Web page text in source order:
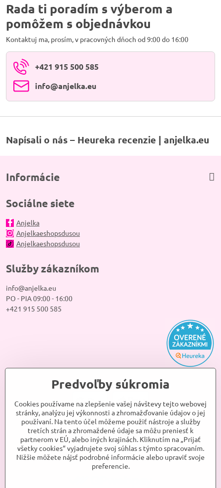
Rada ti poradím s výberom a
pomôžem s objednávkou
Kontaktuj ma, prosím, v pracovných dňoch od 9:00 do 16:00
+421 915 500 585
info​@anjelka​.eu
Napísali o nás – Heureka recenzie | anjelka.eu
Informácie
Sociálne siete
Anjelka
Anjelkaeshopsdusou
Anjelkaeshopsdusou
Služby zákazníkom
info@anjelka.eu
PO - PIA 09:00 - 16:00
+421 915 500 585
Predvoľby súkromia
Cookies používame na zlepšenie vašej návštevy tejto webovej
stránky, analýzu jej výkonnosti a zhromažďovanie údajov o jej
používaní. Na tento účel môžeme použiť nástroje a služby
tretích strán a zhromaždené údaje sa môžu preniesť k
partnerom v EÚ, alebo iných krajinách. Kliknutím na „Prijať
všetky cookies“ vyjadrujete svoj súhlas s týmto spracovaním.
Nižšie môžete nájsť podrobné informácie alebo upraviť svoje
preferencie.